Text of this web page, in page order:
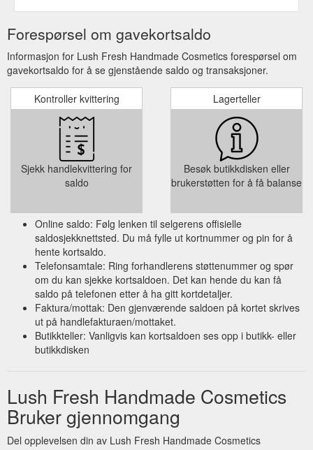
Forespørsel om gavekortsaldo
Informasjon for Lush Fresh Handmade Cosmetics forespørsel om
gavekortsaldo for å se gjenstående saldo og transaksjoner.
Kontroller kvittering
Sjekk handlekvittering for
saldo
Lagerteller
Besøk butikkdisken eller
brukerstøtten for å få balanse
Online saldo: Følg lenken til selgerens offisielle
saldosjekknettsted. Du må fylle ut kortnummer og pin for å
hente kortsaldo.
Telefonsamtale: Ring forhandlerens støttenummer og spør
om du kan sjekke kortsaldoen. Det kan hende du kan få
saldo på telefonen etter å ha gitt kortdetaljer.
Faktura/mottak: Den gjenværende saldoen på kortet skrives
ut på handlefakturaen/mottaket.
Butikkteller: Vanligvis kan kortsaldoen ses opp i butikk- eller
butikkdisken
Lush Fresh Handmade Cosmetics
Bruker gjennomgang
Del opplevelsen din av Lush Fresh Handmade Cosmetics